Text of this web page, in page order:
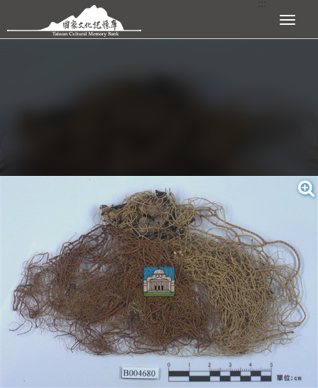
跳到主要內容區塊 展開選單